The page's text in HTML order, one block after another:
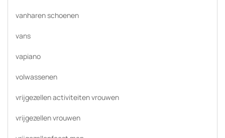
vanharen schoenen
vans
vapiano
volwassenen
vrijgezellen activiteiten vrouwen
vrijgezellen vrouwen